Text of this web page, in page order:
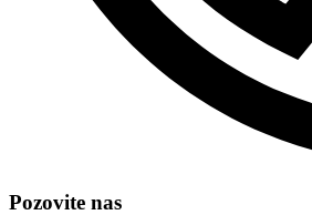
Pozovite nas